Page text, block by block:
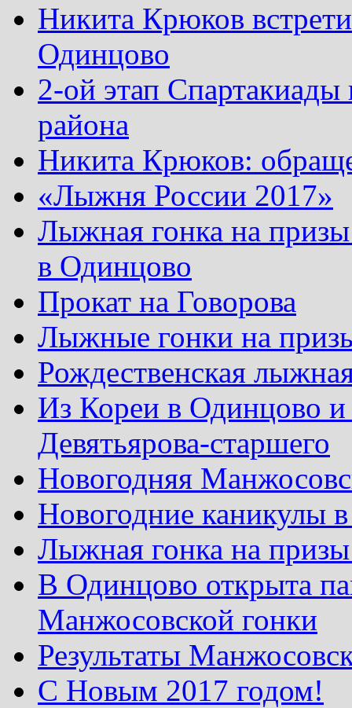
Никита Крюков
Одинцово
2-ой этап
района
Никита Крюков:
«Лыжня России 2017»
Лыжная гонка на
в Одинцово
Прокат на Говорова
Лыжные гонки на
Рождественская
Из Кореи в Одинцово
Девятьярова-старшего
Новогодняя
Новогодние каникулы
Лыжная гонка на
В Одинцово открыта
Манжосовской гонки
Результаты
С Новым 2017 годом!